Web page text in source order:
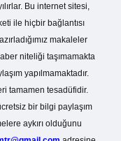
Bu internet sitesi,
ile hiçbir bağlantısı
makaleler
niteliği taşımamakta
yapılmamaktadır.
tamamen tesadüfidir.
bir bilgi paylaşım
aykırı olduğunu